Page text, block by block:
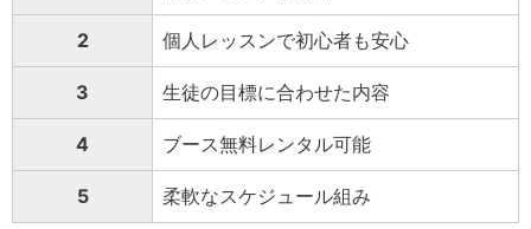
2 個人レッスンで初心者も安心
3 生徒の目標に合わせた内容
4 ブース無料レンタル可能
5 柔軟なスケジュール組み